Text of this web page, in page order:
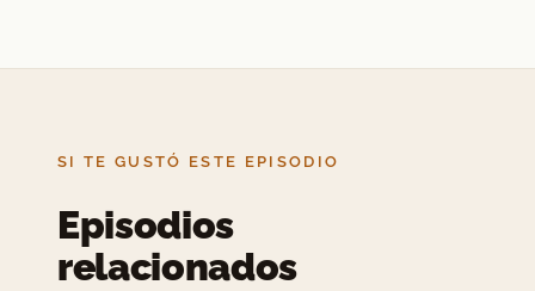
SI TE GUSTÓ ESTE EPISODIO
Episodios
relacionados